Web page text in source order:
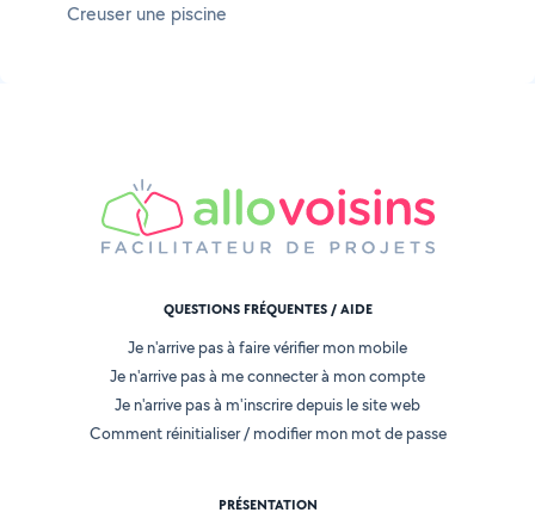
Creuser une piscine
QUESTIONS FRÉQUENTES / AIDE
Je n'arrive pas à faire vérifier mon mobile
Je n'arrive pas à me connecter à mon compte
Je n'arrive pas à m'inscrire depuis le site web
Comment réinitialiser / modifier mon mot de passe
PRÉSENTATION